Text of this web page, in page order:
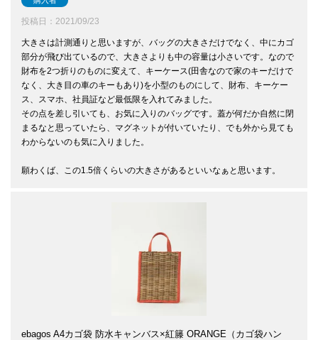
投稿日 2021/09/23
大きさは計測通りと思いますが、バッグの大きさだけでなく、中にカゴ
部分が飛び出ているので、大きさよりも中の容量は小さいです。なので
財布を2つ折りのものに変えて、キーケース(田舎なので家のキーだけで
なく、大き目の車のキーもあり)を小型のものにして、財布、キーケー
ス、スマホ、社員証など最低限を入れてみました。
その点を差し引いても、お気に入りのバッグです。蓋が何だか自然に閉
まるなと思っていたら、マグネットが付いていたり、でも外から見ても
わからないのも気に入りました。
願わくば、この1.5倍くらいの大きさがあるといいなぁと思います。
ebagos A4カゴ袋 防水キャンバス×紅籐 ORANGE（カゴ袋ハン